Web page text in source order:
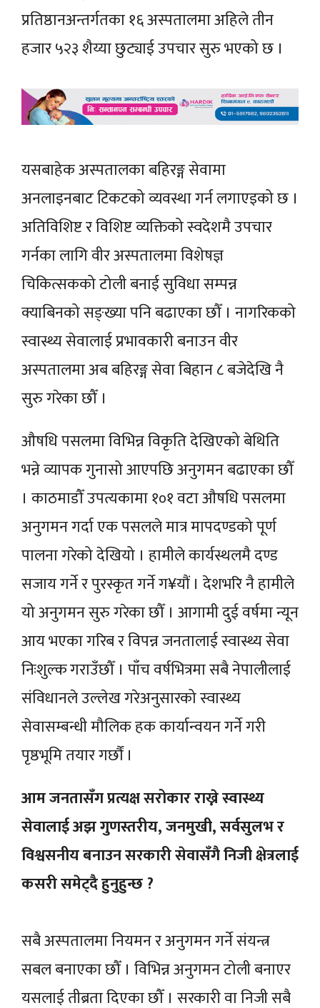
प्रतिष्ठानअन्तर्गतका १६ अस्पतालमा अहिले तीन
हजार ५२३ शैय्या छुट्याई उपचार सुरु भएको छ ।
यसबाहेक अस्पतालका बहिरङ्ग सेवामा
अनलाइनबाट टिकटको व्यवस्था गर्न लगाएइको छ ।
अतिविशिष्ट र विशिष्ट व्यक्तिको स्वदेशमै उपचार
गर्नका लागि वीर अस्पतालमा विशेषज्ञ
चिकित्सकको टोली बनाई सुविधा सम्पन्न
क्याबिनको सङ्ख्या पनि बढाएका छौँ । नागरिकको
स्वास्थ्य सेवालाई प्रभावकारी बनाउन वीर
अस्पतालमा अब बहिरङ्ग सेवा बिहान ८ बजेदेखि नै
सुरु गरेका छौँ ।
औषधि पसलमा विभिन्न विकृति देखिएको बेथिति
भन्ने व्यापक गुनासो आएपछि अनुगमन बढाएका छौँ
। काठमाडौँ उपत्यकामा १०१ वटा औषधि पसलमा
अनुगमन गर्दा एक पसलले मात्र मापदण्डको पूर्ण
पालना गरेको देखियो । हामीले कार्यस्थलमै दण्ड
सजाय गर्ने र पुरस्कृत गर्ने ग¥यौं । देशभरि नै हामीले
यो अनुगमन सुरु गरेका छौँ । आगामी दुई वर्षमा न्यून
आय भएका गरिब र विपन्न जनतालाई स्वास्थ्य सेवा
निःशुल्क गराउँछौँ । पाँच वर्षभित्रमा सबै नेपालीलाई
संविधानले उल्लेख गरेअनुसारको स्वास्थ्य
सेवासम्बन्धी मौलिक हक कार्यान्वयन गर्ने गरी
पृष्ठभूमि तयार गर्छौं ।
आम जनतासँग प्रत्यक्ष सरोकार राख्ने स्वास्थ्य
सेवालाई अझ गुणस्तरीय, जनमुखी, सर्वसुलभ र
विश्वसनीय बनाउन सरकारी सेवासँगै निजी क्षेत्रलाई
कसरी समेट्दै हुनुहुन्छ ?
सबै अस्पतालमा नियमन र अनुगमन गर्ने संयन्त्र
सबल बनाएका छौँ । विभिन्न अनुगमन टोली बनाएर
यसलाई तीब्रता दिएका छौँ । सरकारी वा निजी सबै